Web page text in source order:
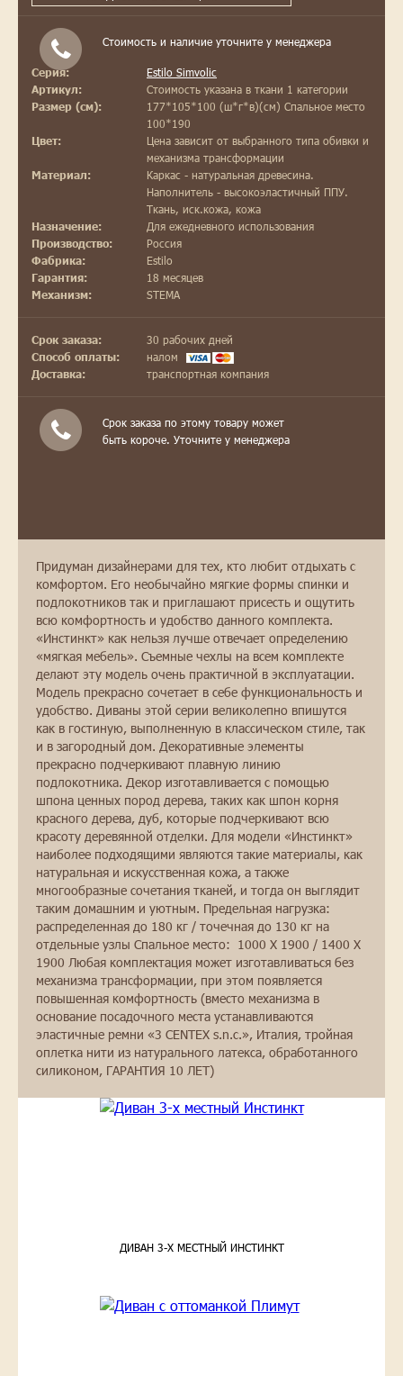
Стоимость и наличие уточните у менеджера
Серия: Estilo Simvolic
Артикул: Стоимость указана в ткани 1 категории
Размер (см):
177*105*100 (ш*г*в)(см) Спальное место
100*190
Цвет:
Цена зависит от выбранного типа обивки и
механизма трансформации
Материал:
Каркас - натуральная древесина.
Наполнитель - высокоэластичный ППУ.
Ткань, иск.кожа, кожа
Назначение: Для ежедневного использования
Производство: Россия
Фабрика: Estilo
Гарантия: 18 месяцев
Механизм: STEMA
Срок заказа: 30 рабочих дней
Способ оплаты: налом
Доставка: транспортная компания
Срок заказа по этому товару может
быть короче. Уточните у менеджера
Придуман дизайнерами для тех, кто любит отдыхать с
комфортом. Его необычайно мягкие формы спинки и
подлокотников так и приглашают присесть и ощутить
всю комфортность и удобство данного комплекта.
«Инстинкт» как нельзя лучше отвечает определению
«мягкая мебель». Съемные чехлы на всем комплекте
делают эту модель очень практичной в эксплуатации.
Модель прекрасно сочетает в себе функциональность и
удобство. Диваны этой серии великолепно впишутся
как в гостиную, выполненную в классическом стиле, так
и в загородный дом. Декоративные элементы
прекрасно подчеркивают плавную линию
подлокотника. Декор изготавливается с помощью
шпона ценных пород дерева, таких как шпон корня
красного дерева, дуб, которые подчеркивают всю
красоту деревянной отделки. Для модели «Инстинкт»
наиболее подходящими являются такие материалы, как
натуральная и искусственная кожа, а также
многообразные сочетания тканей, и тогда он выглядит
таким домашним и уютным. Предельная нагрузка:
распределенная до 180 кг / точечная до 130 кг на
отдельные узлы Спальное место: 1000 X 1900 / 1400 X
1900 Любая комплектация может изготавливаться без
механизма трансформации, при этом появляется
повышенная комфортность (вместо механизма в
основание посадочного места устанавливаются
эластичные ремни «3 CENTEX s.n.c.», Италия, тройная
оплетка нити из натурального латекса, обработанного
силиконом, ГАРАНТИЯ 10 ЛЕТ)
ДИВАН 3-Х МЕСТНЫЙ ИНСТИНКТ